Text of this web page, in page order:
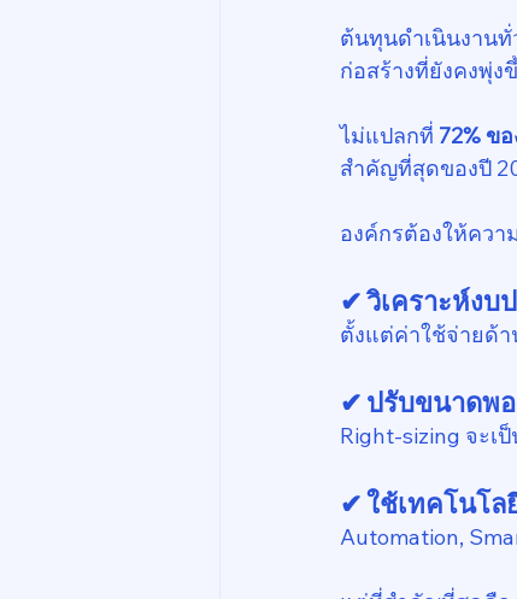
ต้นทุนดำเนินงาน
ก่อสร้างที่ยังคงพุ่ง
ไม่แปลกที่ 72% ข
สำคัญที่สุดของปี
องค์กรต้องให้คว
✔ วิเคราะห์งบ
ตั้งแต่ค่าใช้จ่ายด้า
✔ ปรับขนาดพ
Right-sizing จะเ
✔ ใช้เทคโนโล
Automation,